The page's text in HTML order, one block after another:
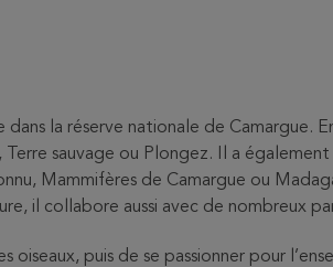
la réserve nationale de Camargue.
Terre sauvage ou Plongez. Il a
Mammifères de Camargue ou
il collabore aussi avec de nombreux
oiseaux, puis de se passionner pour